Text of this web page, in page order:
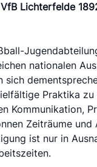
Lichterfelde
nationalen
sich
Praktika
Kommunikation,
Zeiträume
ist nur in